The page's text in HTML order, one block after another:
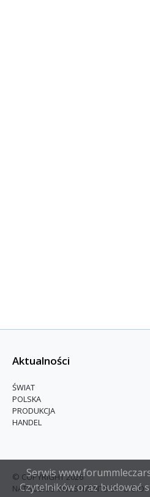
Aktualności
ŚWIAT
POLSKA
PRODUKCJA
HANDEL
© COPYRIGHT 2026
NATHUSIUS INVESTMENTS SP. Z O.O.
Serwis
Czytelników oraz budować